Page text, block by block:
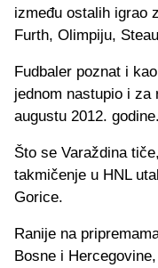
između ostalih igrao
Furth, Olimpiju,
Fudbaler poznat i
jednom nastupio i
augustu 2012. godine.
Što se Varaždina
takmičenje u HNL
Gorice.
Ranije na
Bosne i